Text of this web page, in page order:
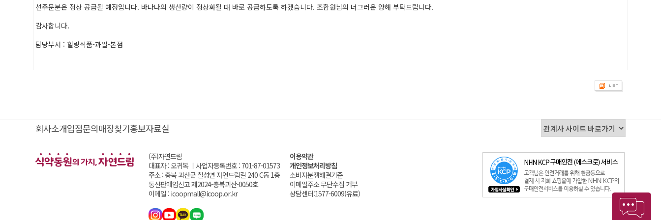
선주문분은 정상 공급될 예정입니다. 바나나의 생산량이 정상화될 때 바로 공급하도록 하겠습니다. 조합원님의 너그러운 양해 부탁드립니다.
감사합니다.
담당부서 : 힐링식품-과일-본점
회사소개입점문의매장찾기홍보자료실
(주)자연드림
대표자 : 오귀복 ㅣ 사업자등록번호 : 701-87-01573
주소 : 충북 괴산군 칠성면 자연드림길 240 C동 1층
통신판매업신고 제2024-충북괴산-0050호
이메일 : icoopmall@icoop.or.kr
이용약관
개인정보처리방침
소비자분쟁해결기준
이메일주소 무단수집 거부
상담센터:1577-6009(유료)